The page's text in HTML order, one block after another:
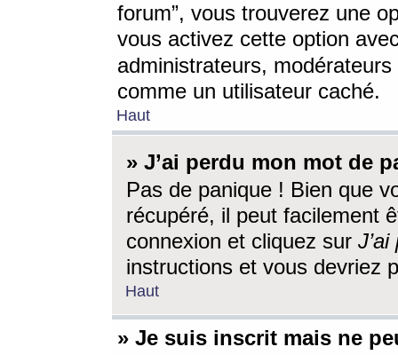
forum”, vous trouverez une
vous activez cette option
administrateurs,
comme un utilisateur caché.
Haut
» J’ai perdu mon mot de
Pas de panique ! Bien que
récupéré, il peut facilement
connexion et cliquez sur
instructions et vous devriez
Haut
» Je suis inscrit mais ne